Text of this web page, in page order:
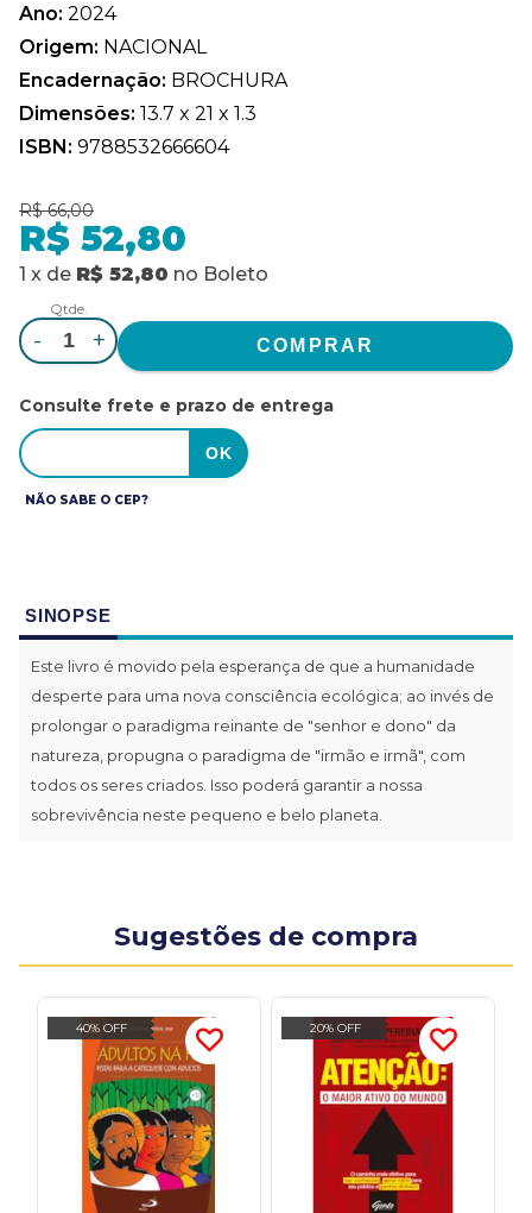
Ano: 2024
Origem: NACIONAL
Encadernação: BROCHURA
Dimensões: 13.7 x 21 x 1.3
ISBN: 9788532666604
R$ 66,00
R$ 52,80
1 x de R$ 52,80 no Boleto
Qtde.
- +
Consulte frete e prazo de entrega
NÃO SABE O CEP?
SINOPSE
Este livro é movido pela esperança de que a humanidade
desperte para uma nova consciência ecológica; ao invés de
prolongar o paradigma reinante de "senhor e dono" da
natureza, propugna o paradigma de "irmão e irmã", com
todos os seres criados. Isso poderá garantir a nossa
sobrevivência neste pequeno e belo planeta.
Sugestões de compra
40% OFF 20% OFF